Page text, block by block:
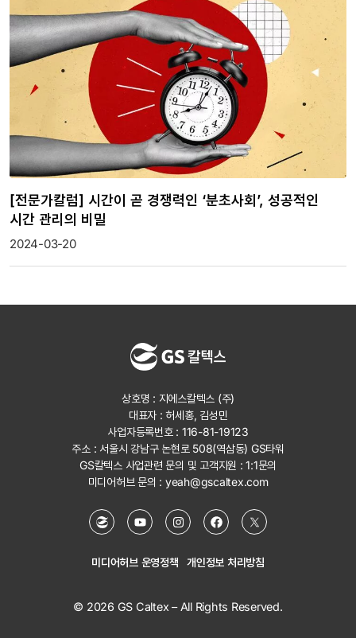
[전문가칼럼] 시간이 곧 경쟁력인 ‘분초사회’, 성공적인
시간 관리의 비밀
2024-03-20
상호명 : 지에스칼텍스 (주)
대표자 : 허세홍, 김성민
사업자등록번호 : 116-81-19123
주소 : 서울시 강남구 논현로 508(역삼동) GS타워
GS칼텍스 사업관련 문의 및 고객지원 :1:1문의
미디어허브 문의 : yeah@gscaltex.com
미디어허브 운영정책 개인정보 처리방침
© 2026 GS Caltex – All Rights Reserved.